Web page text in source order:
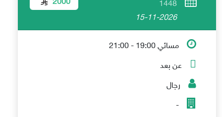
15-11-2026
مسائي 19:00 - 21:00
عن بعد
رجال
-